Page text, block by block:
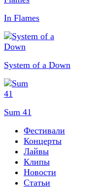
In Flames
System of a Down
Sum 41
Фестивали
Концерты
Лайвы
Клипы
Новости
Статьи